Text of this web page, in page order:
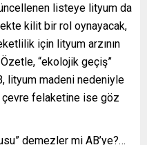
listeye lityum da
kilit bir rol oynayacak,
için lityum arzının
Özetle, “ekolojik geçiş”
lityum madeni nedeniyle
çevre felaketine ise göz
demezler mi AB’ye?…